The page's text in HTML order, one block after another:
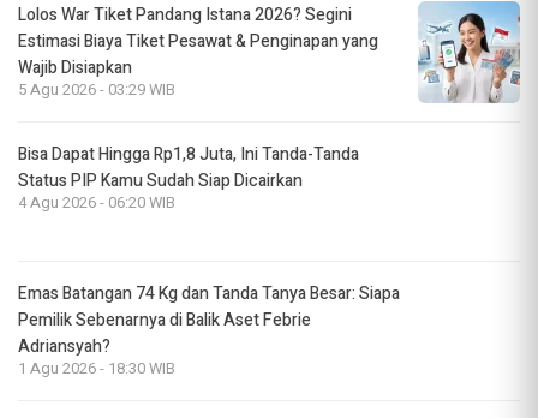
Lolos War Tiket Pandang Istana 2026? Segini
Estimasi Biaya Tiket Pesawat & Penginapan yang
Wajib Disiapkan
5 Agu 2026 - 03:29 WIB
Bisa Dapat Hingga Rp1,8 Juta, Ini Tanda-Tanda
Status PIP Kamu Sudah Siap Dicairkan
4 Agu 2026 - 06:20 WIB
Emas Batangan 74 Kg dan Tanda Tanya Besar: Siapa
Pemilik Sebenarnya di Balik Aset Febrie
Adriansyah?
1 Agu 2026 - 18:30 WIB